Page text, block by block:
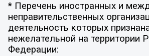
* Перечень иностранных и
неправительственных
деятельность которых
нежелательной на территории
Федерации: